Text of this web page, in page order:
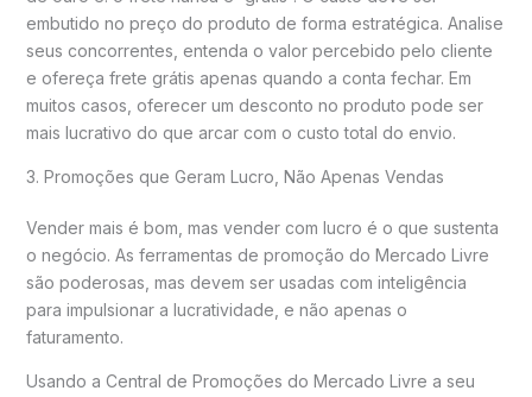
embutido no preço do produto de forma estratégica. Analise
seus concorrentes, entenda o valor percebido pelo cliente
e ofereça frete grátis apenas quando a conta fechar. Em
muitos casos, oferecer um desconto no produto pode ser
mais lucrativo do que arcar com o custo total do envio.
3. Promoções que Geram Lucro, Não Apenas Vendas
Vender mais é bom, mas vender com lucro é o que sustenta
o negócio. As ferramentas de promoção do Mercado Livre
são poderosas, mas devem ser usadas com inteligência
para impulsionar a lucratividade, e não apenas o
faturamento.
Usando a Central de Promoções do Mercado Livre a seu